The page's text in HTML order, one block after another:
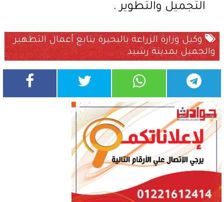
التجميل والتطوير .
وكيل وزارة الزراعة بالبحيرة يتابع أعمال التطهير
والجميل بمدينة رشيد